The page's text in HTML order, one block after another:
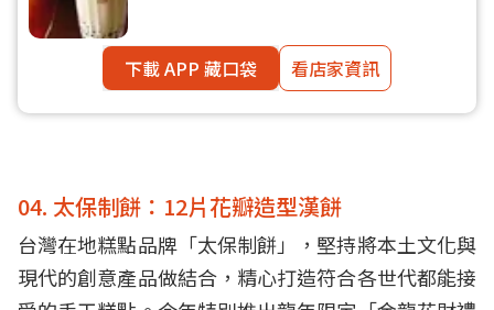
下載 APP 藏口袋 看店家資訊
04. 太保制餅：12片花瓣造型漢餅
台灣在地糕點品牌「太保制餅」，堅持將本土文化與
現代的創意產品做結合，精心打造符合各世代都能接